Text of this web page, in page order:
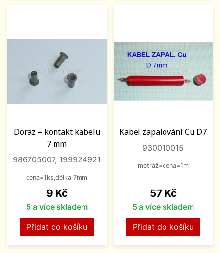
Doraz – kontakt kabelu
7 mm
986705007, 199924921
cena=1ks,délka 7mm
Cena
9 Kč
5 a více skladem
Přidat do košíku
Kabel zapalování Cu D7
930010015
metráž=cena=1m
Cena
57 Kč
5 a více skladem
Přidat do košíku